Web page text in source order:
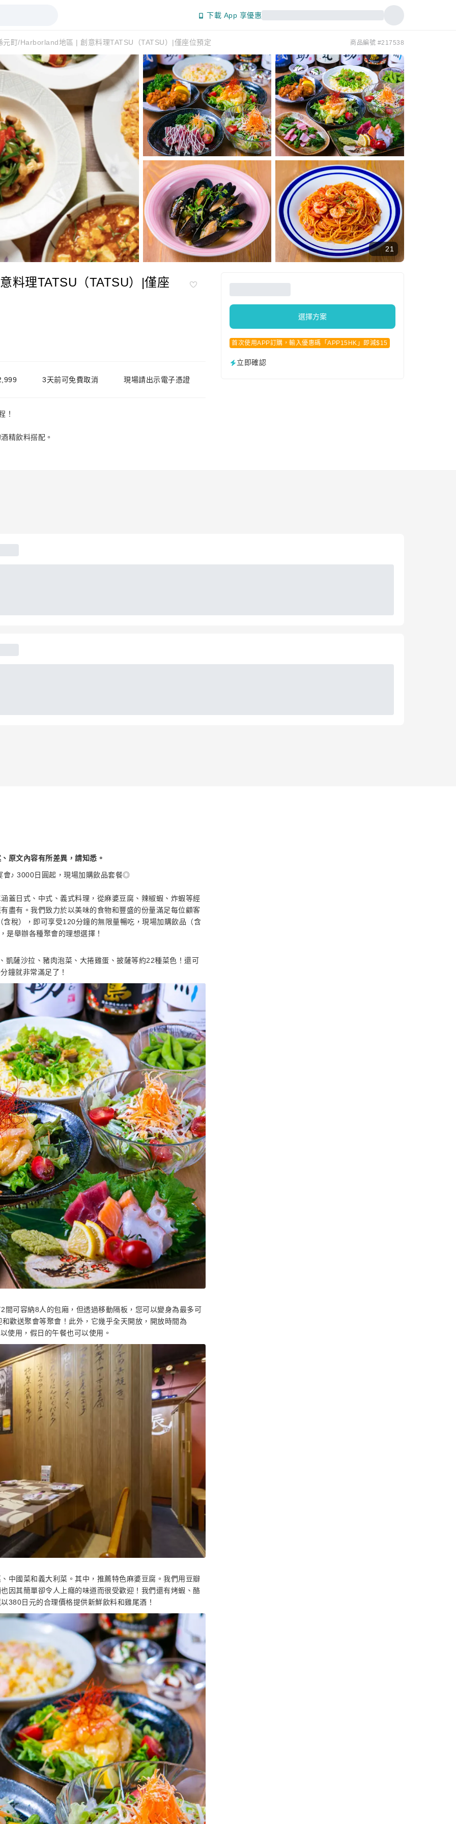
下載 App 享優惠
元町/Harborland地區 | 創意料理TATSU（TATSU）|僅座位預定 商品編號 #217538
21
料理TATSU（TATSU）|僅座
3天前可免費取消 現場請出示電子憑證
！
精飲料搭配。
選擇方案
首次使用APP訂購，輸入優惠碼「APP15HK」即減$15
立即確認
原文內容有所差異，請知悉。
♪ 3000日圓起，現場加購飲品套餐◎
蓋日式、中式、義式料理，從麻婆豆腐、辣椒蝦、炸蝦等經
盡有。我們致力於以美味的食物和豐盛的份量滿足每位顧客
稅），即可享受120分鐘的無限量暢吃，現場加購飲品（含
是舉辦各種聚會的理想選擇！
薩沙拉、豬肉泡菜、大捲雞蛋、披薩等約22種菜色！還可
鐘就非常滿足了！
可容納8人的包廂，但透過移動隔板，您可以變身為最多可
歡送聚會等聚會！此外，它幾乎全天開放，開放時間為
使用，假日的午餐也可以使用。
中國菜和義大利菜。其中，推薦特色麻婆豆腐。我們用豆瓣
因其簡單卻令人上癮的味道而很受歡迎！我們還有烤蝦、酪
380日元的合理價格提供新鮮飲料和雞尾酒！